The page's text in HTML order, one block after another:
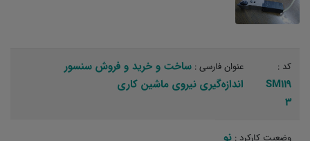
کد :
SM119
3
عنوان فارسی : ساخت و خرید و فروش سنسور
اندازه‌گیری نیروی ماشین کاری
وضعیت کارکرد : نو‏